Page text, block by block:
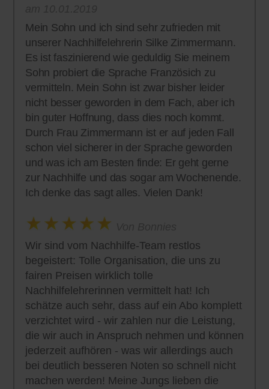
Mein Sohn und ich sind sehr zufrieden mit
unserer Nachhilfelehrerin Silke Zimmermann.
Es ist faszinierend wie geduldig Sie meinem
Sohn probiert die Sprache Französich zu
vermitteln. Mein Sohn ist zwar bisher leider
nicht besser geworden in dem Fach, aber ich
bin guter Hoffnung, dass dies noch kommt.
Durch Frau Zimmermann ist er auf jeden Fall
schon viel sicherer in der Sprache geworden
und was ich am Besten finde: Er geht gerne
zur Nachhilfe und das sogar am Wochenende.
Ich denke das sagt alles. Vielen Dank!
Wir sind vom Nachhilfe-Team restlos
begeistert: Tolle Organisation, die uns zu
fairen Preisen wirklich tolle
Nachhilfelehrerinnen vermittelt hat! Ich
schätze auch sehr, dass auf ein Abo komplett
verzichtet wird - wir zahlen nur die Leistung,
die wir auch in Anspruch nehmen und können
jederzeit aufhören - was wir allerdings auch
bei deutlich besseren Noten so schnell nicht
machen werden! Meine Jungs lieben die